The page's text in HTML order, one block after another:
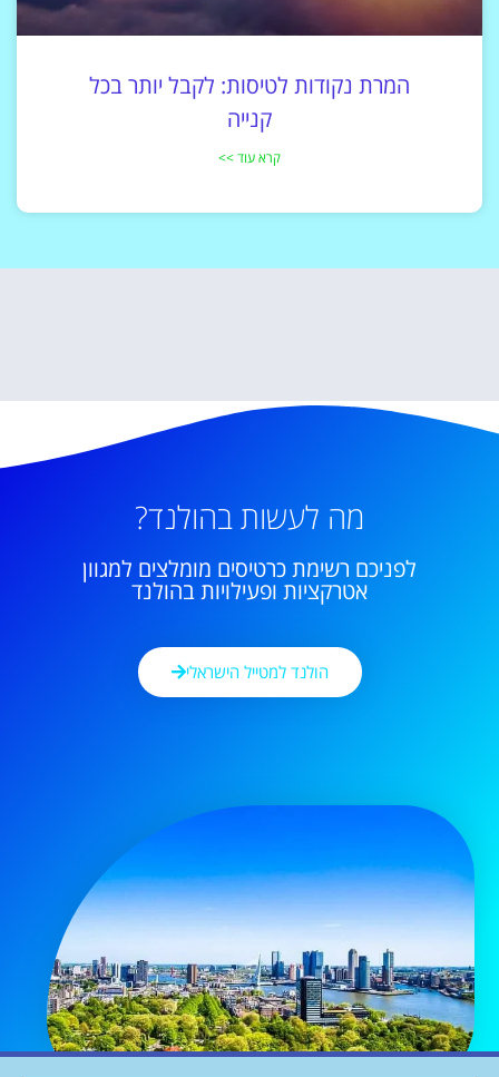
המרת נקודות לטיסות: לקבל יותר בכל
קנייה
קרא עוד >>
מה לעשות בהולנד?
לפניכם רשימת כרטיסים מומלצים למגוון
אטרקציות ופעילויות בהולנד
הולנד למטייל הישראלי